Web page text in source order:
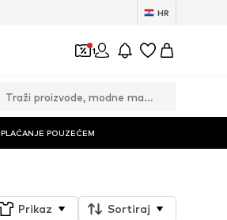
HR
1
PLAĆANJE POUZEĆEM
Prikaz Sortiraj